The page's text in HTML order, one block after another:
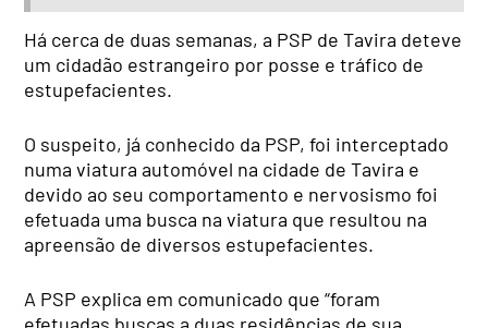
Há cerca de duas semanas, a PSP de Tavira deteve
um cidadão estrangeiro por posse e tráfico de
estupefacientes.
O suspeito, já conhecido da PSP, foi interceptado
numa viatura automóvel na cidade de Tavira e
devido ao seu comportamento e nervosismo foi
efetuada uma busca na viatura que resultou na
apreensão de diversos estupefacientes.
A PSP explica em comunicado que “foram